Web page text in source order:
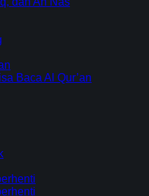
Baca Al Qur’an